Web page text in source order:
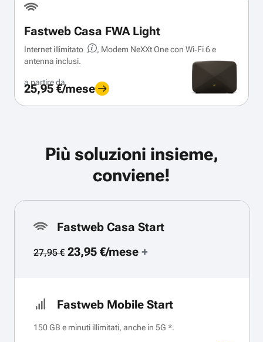
Fastweb Casa FWA Light
Internet illimitato
, Modem NeXXt One con Wi‑Fi 6 e
antenna inclusi.
a partire da
25,95 €/mese
Più soluzioni insieme,
conviene!
Fastweb Casa Start
27,95 €23,95 €/mese+
Fastweb Mobile Start
150 GB e minuti illimitati, anche in 5G *.